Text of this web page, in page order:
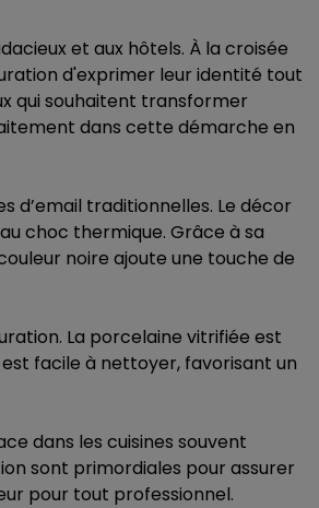
et aux hôtels. À la croisée
d'exprimer leur identité tout
qui souhaitent transformer
dans cette démarche en
d’email traditionnelles. Le décor
choc thermique. Grâce à sa
noire ajoute une touche de
La porcelaine vitrifiée est
facile à nettoyer, favorisant un
dans les cuisines souvent
sont primordiales pour assurer
pour tout professionnel.